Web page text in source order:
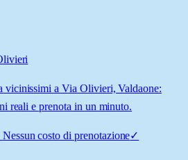
vicinissimi a Via Olivieri, Valdaone:
reali e prenota in un minuto.
Nessun costo di prenotazione✓